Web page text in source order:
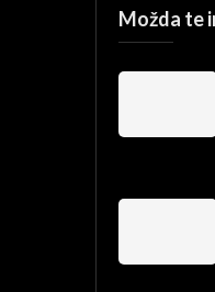
Možda te